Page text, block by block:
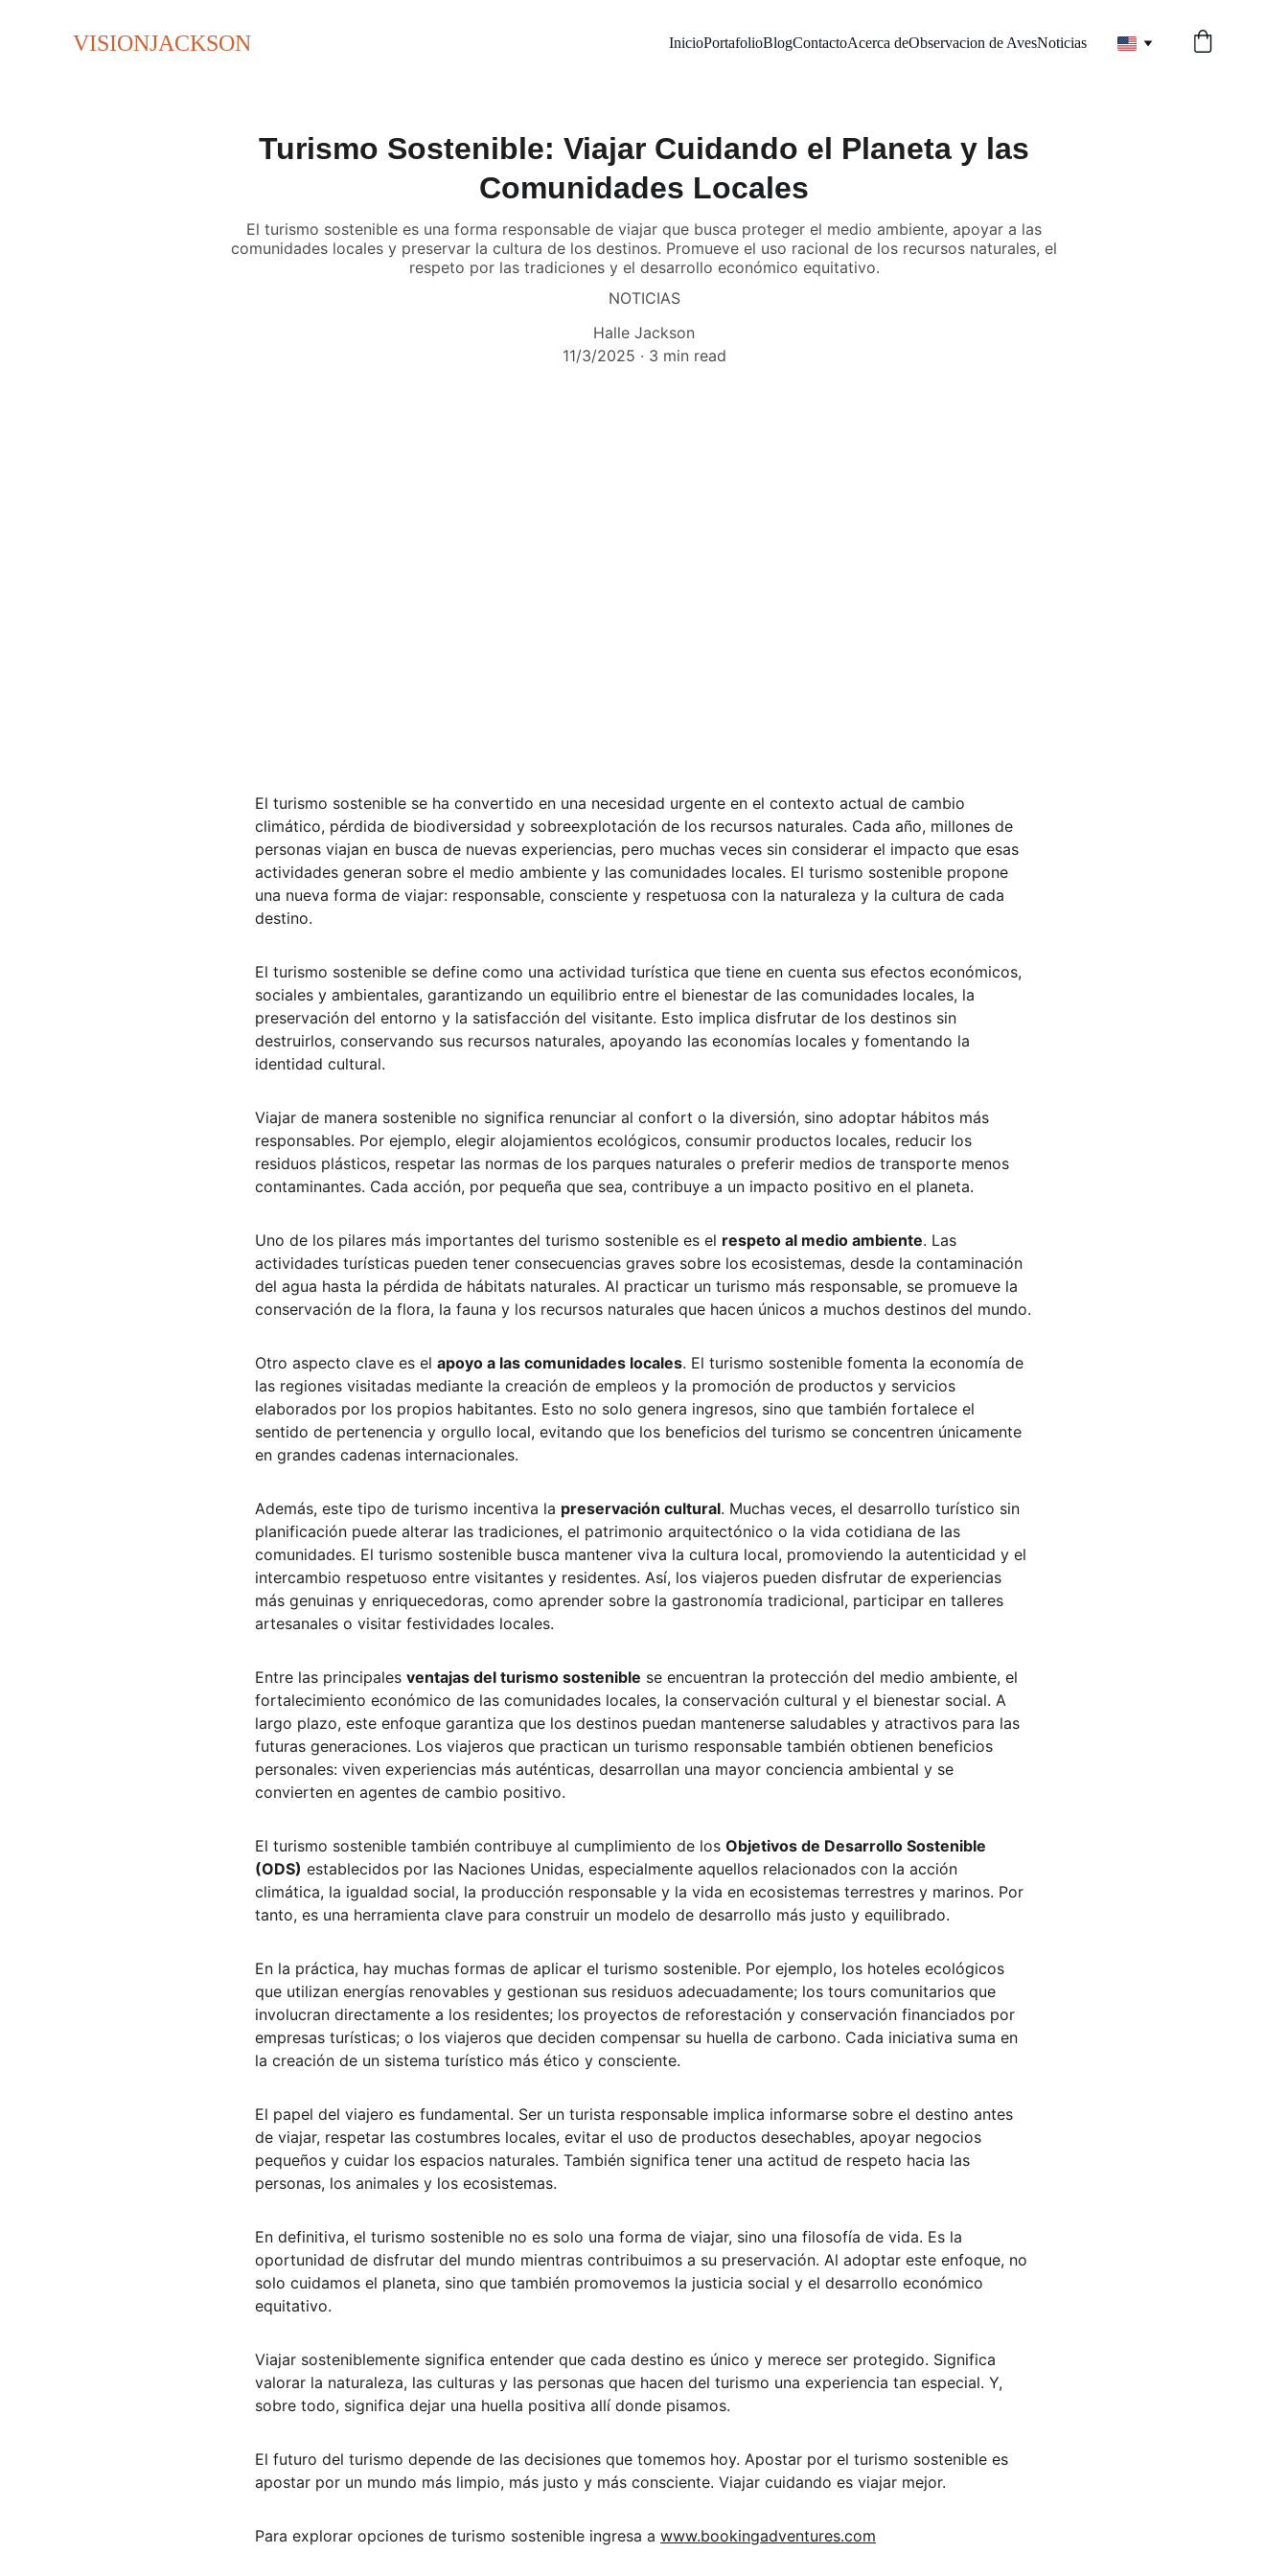
VISIONJACKSON InicioPortafolioBlogContactoAcerca deObservacion de AvesNoticias
Turismo Sostenible: Viajar Cuidando el Planeta y las
Comunidades Locales
El turismo sostenible es una forma responsable de viajar que busca proteger el medio ambiente, apoyar a las
comunidades locales y preservar la cultura de los destinos. Promueve el uso racional de los recursos naturales, el
respeto por las tradiciones y el desarrollo económico equitativo.
NOTICIAS
Halle Jackson
11/3/2025
3 min read
El turismo sostenible se ha convertido en una necesidad urgente en el contexto actual de cambio
climático, pérdida de biodiversidad y sobreexplotación de los recursos naturales. Cada año, millones de
personas viajan en busca de nuevas experiencias, pero muchas veces sin considerar el impacto que esas
actividades generan sobre el medio ambiente y las comunidades locales. El turismo sostenible propone
una nueva forma de viajar: responsable, consciente y respetuosa con la naturaleza y la cultura de cada
destino.
El turismo sostenible se define como una actividad turística que tiene en cuenta sus efectos económicos,
sociales y ambientales, garantizando un equilibrio entre el bienestar de las comunidades locales, la
preservación del entorno y la satisfacción del visitante. Esto implica disfrutar de los destinos sin
destruirlos, conservando sus recursos naturales, apoyando las economías locales y fomentando la
identidad cultural.
Viajar de manera sostenible no significa renunciar al confort o la diversión, sino adoptar hábitos más
responsables. Por ejemplo, elegir alojamientos ecológicos, consumir productos locales, reducir los
residuos plásticos, respetar las normas de los parques naturales o preferir medios de transporte menos
contaminantes. Cada acción, por pequeña que sea, contribuye a un impacto positivo en el planeta.
Uno de los pilares más importantes del turismo sostenible es el respeto al medio ambiente. Las
actividades turísticas pueden tener consecuencias graves sobre los ecosistemas, desde la contaminación
del agua hasta la pérdida de hábitats naturales. Al practicar un turismo más responsable, se promueve la
conservación de la flora, la fauna y los recursos naturales que hacen únicos a muchos destinos del mundo.
Otro aspecto clave es el apoyo a las comunidades locales. El turismo sostenible fomenta la economía de
las regiones visitadas mediante la creación de empleos y la promoción de productos y servicios
elaborados por los propios habitantes. Esto no solo genera ingresos, sino que también fortalece el
sentido de pertenencia y orgullo local, evitando que los beneficios del turismo se concentren únicamente
en grandes cadenas internacionales.
Además, este tipo de turismo incentiva la preservación cultural. Muchas veces, el desarrollo turístico sin
planificación puede alterar las tradiciones, el patrimonio arquitectónico o la vida cotidiana de las
comunidades. El turismo sostenible busca mantener viva la cultura local, promoviendo la autenticidad y el
intercambio respetuoso entre visitantes y residentes. Así, los viajeros pueden disfrutar de experiencias
más genuinas y enriquecedoras, como aprender sobre la gastronomía tradicional, participar en talleres
artesanales o visitar festividades locales.
Entre las principales ventajas del turismo sostenible se encuentran la protección del medio ambiente, el
fortalecimiento económico de las comunidades locales, la conservación cultural y el bienestar social. A
largo plazo, este enfoque garantiza que los destinos puedan mantenerse saludables y atractivos para las
futuras generaciones. Los viajeros que practican un turismo responsable también obtienen beneficios
personales: viven experiencias más auténticas, desarrollan una mayor conciencia ambiental y se
convierten en agentes de cambio positivo.
El turismo sostenible también contribuye al cumplimiento de los Objetivos de Desarrollo Sostenible
(ODS) establecidos por las Naciones Unidas, especialmente aquellos relacionados con la acción
climática, la igualdad social, la producción responsable y la vida en ecosistemas terrestres y marinos. Por
tanto, es una herramienta clave para construir un modelo de desarrollo más justo y equilibrado.
En la práctica, hay muchas formas de aplicar el turismo sostenible. Por ejemplo, los hoteles ecológicos
que utilizan energías renovables y gestionan sus residuos adecuadamente; los tours comunitarios que
involucran directamente a los residentes; los proyectos de reforestación y conservación financiados por
empresas turísticas; o los viajeros que deciden compensar su huella de carbono. Cada iniciativa suma en
la creación de un sistema turístico más ético y consciente.
El papel del viajero es fundamental. Ser un turista responsable implica informarse sobre el destino antes
de viajar, respetar las costumbres locales, evitar el uso de productos desechables, apoyar negocios
pequeños y cuidar los espacios naturales. También significa tener una actitud de respeto hacia las
personas, los animales y los ecosistemas.
En definitiva, el turismo sostenible no es solo una forma de viajar, sino una filosofía de vida. Es la
oportunidad de disfrutar del mundo mientras contribuimos a su preservación. Al adoptar este enfoque, no
solo cuidamos el planeta, sino que también promovemos la justicia social y el desarrollo económico
equitativo.
Viajar sosteniblemente significa entender que cada destino es único y merece ser protegido. Significa
valorar la naturaleza, las culturas y las personas que hacen del turismo una experiencia tan especial. Y,
sobre todo, significa dejar una huella positiva allí donde pisamos.
El futuro del turismo depende de las decisiones que tomemos hoy. Apostar por el turismo sostenible es
apostar por un mundo más limpio, más justo y más consciente. Viajar cuidando es viajar mejor.
Para explorar opciones de turismo sostenible ingresa a www.bookingadventures.com